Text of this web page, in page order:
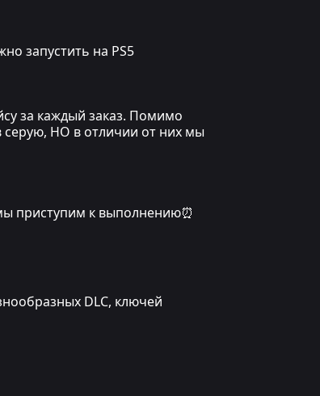
запустить на PS5
за каждый заказ. Помимо
серую, НО в отличии от них мы
приступим к выполнению⏰
DLC, ключей